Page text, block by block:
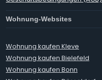
Wohnung-Websites
Wohnung kaufen Kleve
Wohnung kaufen Bielefeld
Wohnung kaufen Bonn